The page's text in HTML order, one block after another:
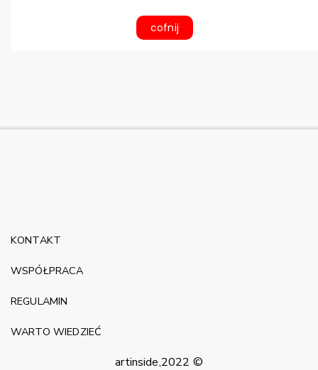
cofnij
artinside,2022 ©
KONTAKT
WSPÓŁPRACA
REGULAMIN
WARTO WIEDZIEĆ